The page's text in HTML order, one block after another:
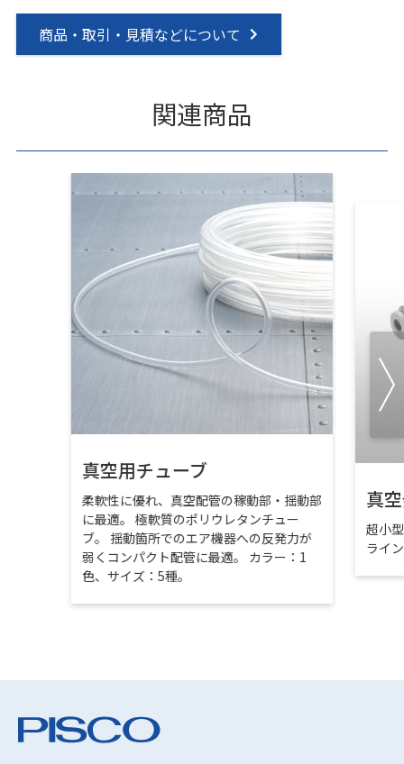
商品・取引・見積などについて
関連商品
真空用チューブ
柔軟性に優れ、真空配管の稼動部・揺動部
に最適。 極軟質のポリウレタンチュー
ブ。 揺動箇所でのエア機器への反発力が
弱くコンパクト配管に最適。 カラー：1
色、サイズ：5種。
真
超小
ライ